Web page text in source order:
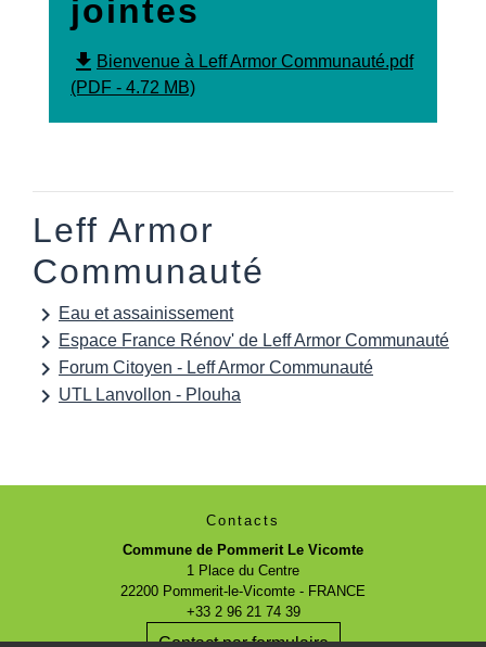
jointes
file_download Bienvenue à Leff Armor Communauté.pdf
(PDF - 4.72 MB)
Leff Armor
Communauté
keyboard_arrow_right Eau et assainissement
keyboard_arrow_right Espace France Rénov' de Leff Armor Communauté
keyboard_arrow_right Forum Citoyen - Leff Armor Communauté
keyboard_arrow_right UTL Lanvollon - Plouha
Contacts
Commune de Pommerit Le Vicomte
1 Place du Centre
22200 Pommerit-le-Vicomte - FRANCE
+33 2 96 21 74 39
Contact par formulaire